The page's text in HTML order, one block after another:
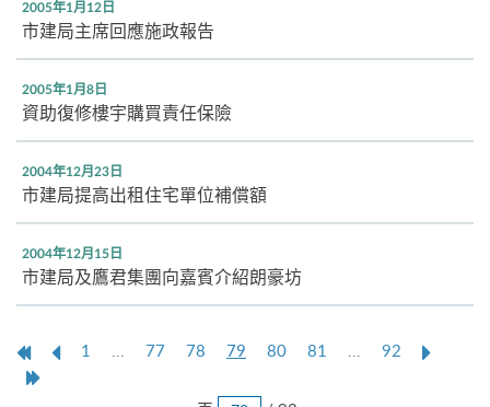
2005年1月12日
市建局主席回應施政報告
2005年1月8日
資助復修樓宇購買責任保險
2004年12月23日
市建局提高出租住宅單位補償額
2004年12月15日
市建局及鷹君集團向嘉賓介紹朗豪坊
第
一
上
1 ... 77 78 79 80 81 ... 92
Next
Last